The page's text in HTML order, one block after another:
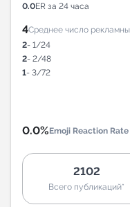
0.0ER за 24 часа
4Среднее число
2- 1/24
2- 2/48
1- 3/72
0.0%Emoji Reaction Rate
2102
Всего публикаций*